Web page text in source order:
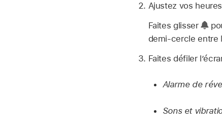
Ajustez vos
Faites glisser
demi-cercle entre
Faites défiler
Alarme de
Sons et